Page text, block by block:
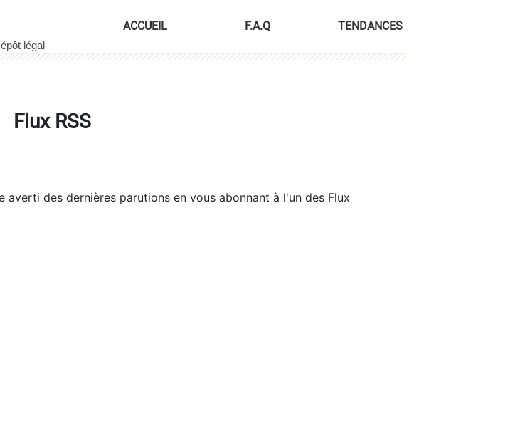
ACCUEIL F.A.Q TENDANCES
Flux RSS
averti des dernières parutions en vous abonnant à l'un des Flux